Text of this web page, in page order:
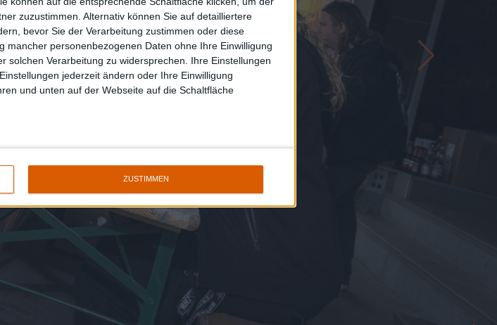
zuzustimmen. Alternativ können Sie auf detailliertere
bevor Sie der Verarbeitung zustimmen oder diese
mancher personenbezogenen Daten ohne Ihre Einwilligung
solchen Verarbeitung zu widersprechen. Ihre Einstellungen
jederzeit ändern oder Ihre Einwilligung
und unten auf der Webseite auf die Schaltfläche
ZUSTIMMEN